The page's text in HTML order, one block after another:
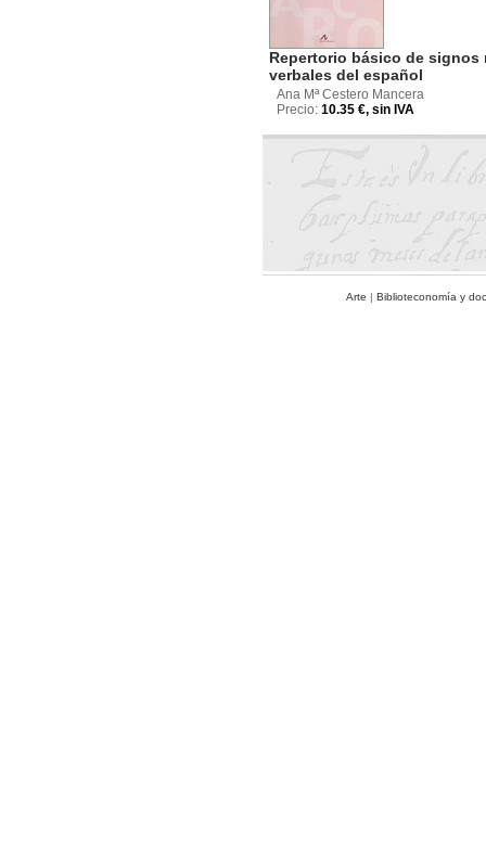
Repertorio básico de signos
verbales del español
Ana Mª Cestero Mancera
Precio: 10.35 €, sin IVA
Arte | Biblioteconomía y